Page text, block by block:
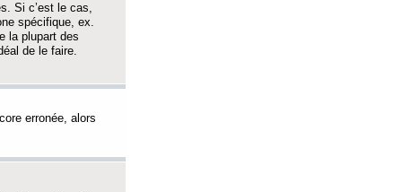
Si c’est le cas,
spécifique, ex.
la plupart des
de le faire.
erronée, alors